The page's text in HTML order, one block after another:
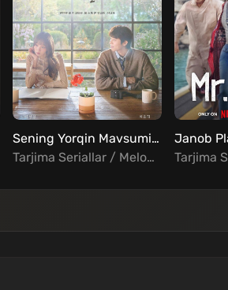
Sening Yorqin Mavsumingda Barcha qismlar Uzbek Tilida
Tarjima Seriallar / Melodrama / Xorij Seriallar Uzbek Tilida